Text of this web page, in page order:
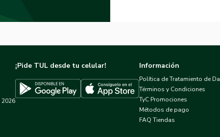
2026
¡Pide TUL desde tu celular!
Descargar TUL en Google PlayDescargar TUL en App Store
Información
Política de Tratamiento de
Términos y Condiciones
TyC Promociones
Métodos de pago
FAQ Tiendas